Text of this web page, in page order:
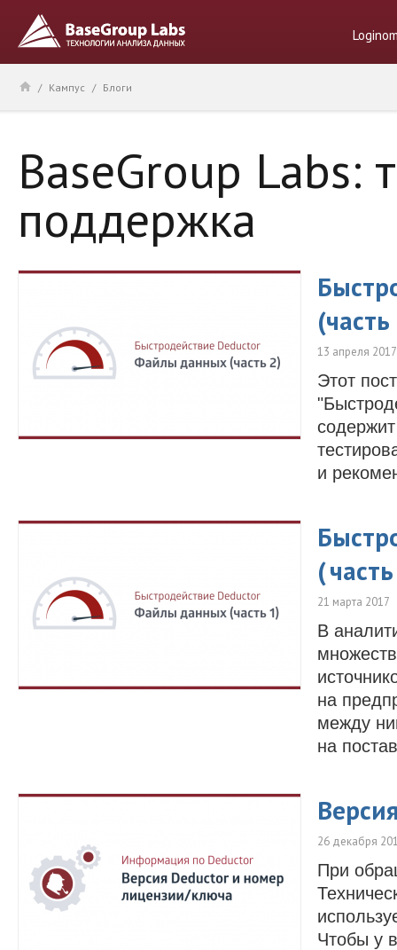
/ Кампус / Блоги
BaseGroup Labs:
поддержка
13 апреля 2017
Этот
и
(
21 марта 2017
В
на
между
на
26 декабря
При
Чтобы у